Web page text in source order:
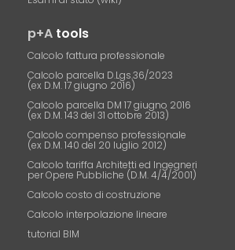
p+A tools
Calcolo fattura professionale
Calcolo parcella D.Lgs.36/2023
(ex D.M. 17 giugno 2016)
Calcolo parcella DM 17 giugno 2016
(ex D.M. 143 del 31 ottobre 2013)
Calcolo compenso professionale
(ex D.M. 140 del 20 luglio 2012)
Calcolo tariffa Architetti ed Ingegneri
per Opere Pubbliche (D.M. 4/4/2001)
Calcolo costo di costruzione
Calcolo interpolazione lineare
tutorial BIM